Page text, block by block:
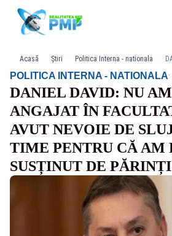
Acasă Știri Politica Interna - nationala
POLITICA INTERNA - NATIONALA·
DANIEL DAVID: NU
ANGAJAT ÎN
AVUT NEVOIE DE
TIME PENTRU CĂ AM
SUSȚINUT DE PĂRINȚI